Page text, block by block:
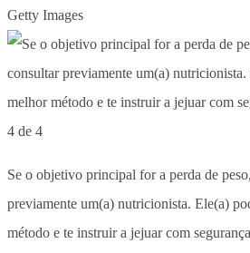
Getty Images
4 de 4
Se o objetivo principal for a perda de
previamente um(a) nutricionista. Ele(a)
método e te instruir a jejuar com segurança